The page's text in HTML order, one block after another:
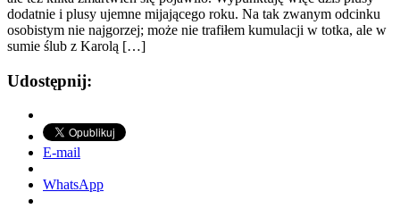
dodatnie i plusy ujemne mijającego roku. Na tak zwanym odcinku
osobistym nie najgorzej; może nie trafiłem kumulacji w totka, ale w
sumie ślub z Karolą […]
Udostępnij:
E-mail
WhatsApp